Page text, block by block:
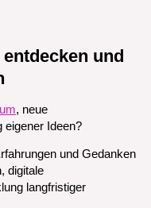
und
, neue
eigener Ideen?
und Gedanken
digitale
langfristiger